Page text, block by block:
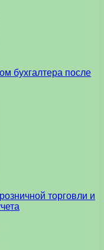
бухгалтера после
торговли и